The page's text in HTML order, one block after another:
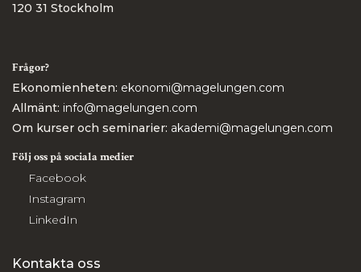
120 31 Stockholm
Frågor?
Ekonomienheten: ekonomi@magelungen.com
Allmänt: info@magelungen.com
Om kurser och seminarier: akademi@magelungen.com
Följ oss på sociala medier
Facebook
Instagram
LinkedIn
Kontakta oss